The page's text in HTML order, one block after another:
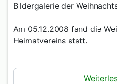
Bildergalerie der
Am 05.12.2008 fand die
Heimatvereins statt.